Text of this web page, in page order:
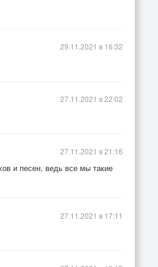
29.11.2021 в 16:32
27.11.2021 в 22:02
и песен, ведь все мы такие
27.11.2021 в 21:16
27.11.2021 в 17:11